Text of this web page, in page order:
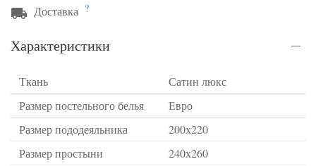
Доставка ?
Характеристики
Ткань
Сатин люкс
Размер постельного белья
Евро
Размер пододеяльника
200х220
Размер простыни
240х260